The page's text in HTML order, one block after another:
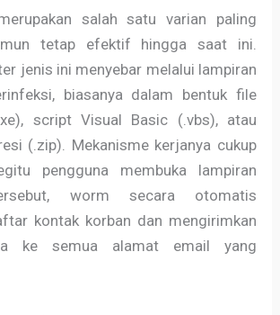
salah satu varian paling
tetap efektif hingga saat ini.
jenis ini menyebar melalui lampiran
biasanya dalam bentuk file
script Visual Basic (.vbs), atau
(.zip). Mekanisme kerjanya cukup
pengguna membuka lampiran
worm secara otomatis
kontak korban dan mengirimkan
ke semua alamat email yang